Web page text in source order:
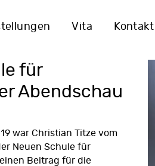
Vita Kontakt
für
Abendschau
war Christian Titze vom
Neuen Schule für
Beitrag für die